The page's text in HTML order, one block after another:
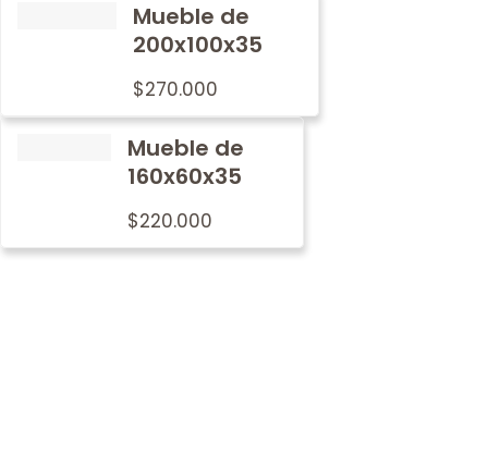
Mueble de
200x100x35
$270.000
Mueble de
160x60x35
$220.000